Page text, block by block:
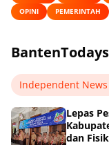
OPINI
PEMERINTAH
BantenTodays
Independent
Lepas
dan Fisik